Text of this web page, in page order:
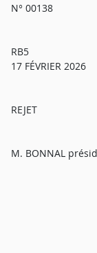
N° 00138
RB5
17 FÉVRIER 2026
REJET
M. BONNAL